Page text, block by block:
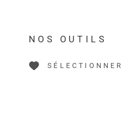
NOS OUTILS
SÉLECTIONNER